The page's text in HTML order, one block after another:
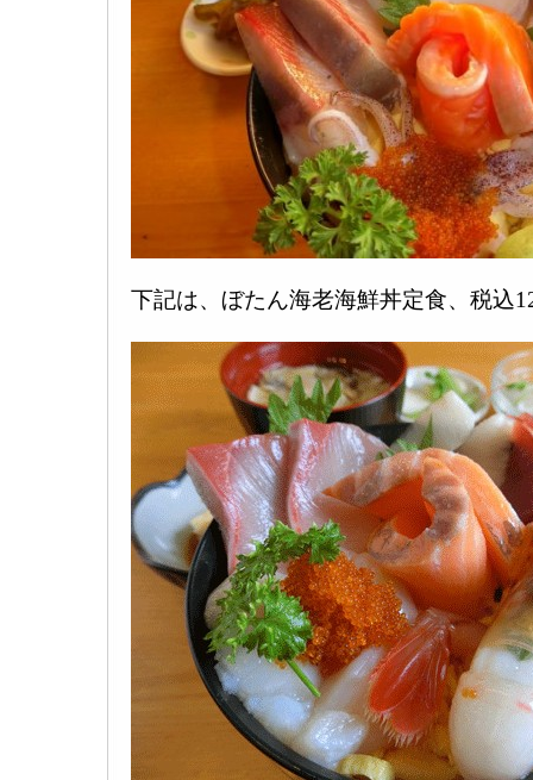
下記は、ぼたん海老海鮮丼定食、税込